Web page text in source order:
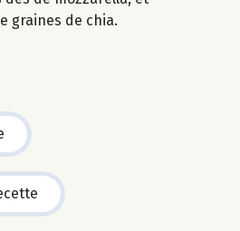
graines de chia.